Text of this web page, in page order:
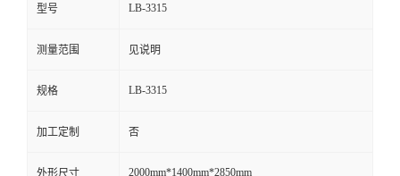
言
型号 LB-3315
测量范围 见说明
规格 LB-3315
加工定制 否
外形尺寸 2000mm*1400mm*2850mm